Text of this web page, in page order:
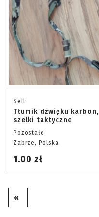
Sell:
Tłumik dźwięku
szelki taktyczne
Pozostałe
Zabrze, Polska
1.00 zł
«